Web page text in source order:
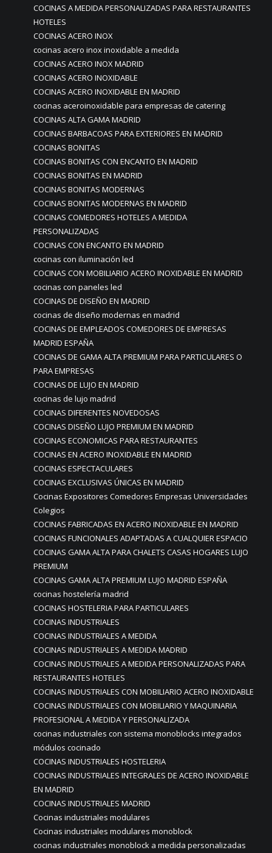
COCINAS A MEDIDA PERSONALIZADAS PARA RESTAURANTES
HOTELES
COCINAS ACERO INOX
cocinas acero inox inoxidable a medida
COCINAS ACERO INOX MADRID
COCINAS ACERO INOXIDABLE
COCINAS ACERO INOXIDABLE EN MADRID
cocinas aceroinoxidable para empresas de catering
COCINAS ALTA GAMA MADRID
COCINAS BARBACOAS PARA EXTERIORES EN MADRID
COCINAS BONITAS
COCINAS BONITAS CON ENCANTO EN MADRID
COCINAS BONITAS EN MADRID
COCINAS BONITAS MODERNAS
COCINAS BONITAS MODERNAS EN MADRID
COCINAS COMEDORES HOTELES A MEDIDA
PERSONALIZADAS
COCINAS CON ENCANTO EN MADRID
cocinas con iluminación led
COCINAS CON MOBILIARIO ACERO INOXIDABLE EN MADRID
cocinas con paneles led
COCINAS DE DISEÑO EN MADRID
cocinas de diseño modernas en madrid
COCINAS DE EMPLEADOS COMEDORES DE EMPRESAS
MADRID ESPAÑA
COCINAS DE GAMA ALTA PREMIUM PARA PARTICULARES O
PARA EMPRESAS
COCINAS DE LUJO EN MADRID
cocinas de lujo madrid
COCINAS DIFERENTES NOVEDOSAS
COCINAS DISEÑO LUJO PREMIUM EN MADRID
COCINAS ECONOMICAS PARA RESTAURANTES
COCINAS EN ACERO INOXIDABLE EN MADRID
COCINAS ESPECTACULARES
COCINAS EXCLUSIVAS ÚNICAS EN MADRID
Cocinas Expositores Comedores Empresas Universidades
Colegios
COCINAS FABRICADAS EN ACERO INOXIDABLE EN MADRID
COCINAS FUNCIONALES ADAPTADAS A CUALQUIER ESPACIO
COCINAS GAMA ALTA PARA CHALETS CASAS HOGARES LUJO
PREMIUM
COCINAS GAMA ALTA PREMIUM LUJO MADRID ESPAÑA
cocinas hostelería madrid
COCINAS HOSTELERIA PARA PARTICULARES
COCINAS INDUSTRIALES
COCINAS INDUSTRIALES A MEDIDA
COCINAS INDUSTRIALES A MEDIDA MADRID
COCINAS INDUSTRIALES A MEDIDA PERSONALIZADAS PARA
RESTAURANTES HOTELES
COCINAS INDUSTRIALES CON MOBILIARIO ACERO INOXIDABLE
COCINAS INDUSTRIALES CON MOBILIARIO Y MAQUINARIA
PROFESIONAL A MEDIDA Y PERSONALIZADA
cocinas industriales con sistema monoblocks integrados
módulos cocinado
COCINAS INDUSTRIALES HOSTELERIA
COCINAS INDUSTRIALES INTEGRALES DE ACERO INOXIDABLE
EN MADRID
COCINAS INDUSTRIALES MADRID
Cocinas industriales modulares
Cocinas industriales modulares monoblock
cocinas industriales monoblock a medida personalizadas